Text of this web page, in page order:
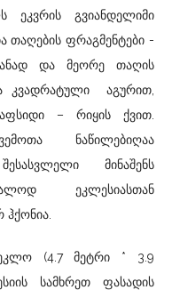
გვიანდელიმი
თაღების ფრაგმენტები -
და მეორე თაღის
კვადრატული აგურით,
– რიყის ქვით.
ნაწილებიღაა
მინაშენს
ეკლესიასთან
ჰქონია.
(4.7 მეტრი * 3.9
სამხრეთ ფასადის